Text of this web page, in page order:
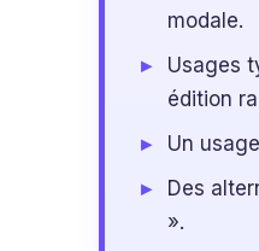
modale.
Usages
édition
Un
Des
».